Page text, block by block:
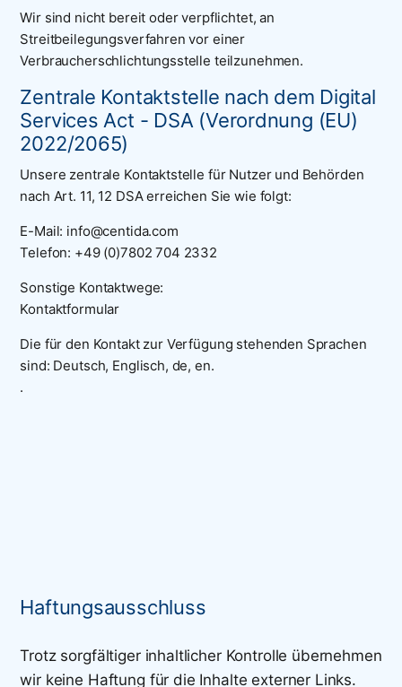
Wir sind nicht bereit oder verpflichtet, an
Streitbeilegungsverfahren vor einer
Verbraucherschlichtungsstelle teilzunehmen.
Zentrale Kontaktstelle nach dem Digital
Services Act - DSA (Verordnung (EU)
2022/2065)
Unsere zentrale Kontaktstelle für Nutzer und Behörden
nach Art. 11, 12 DSA erreichen Sie wie folgt:
E-Mail: info@centida.com
Telefon: +49 (0)7802 704 2332
Sonstige Kontaktwege:
Kontaktformular
Die für den Kontakt zur Verfügung stehenden Sprachen
sind: Deutsch, Englisch, de, en.
.
Haftungsausschluss
Trotz sorgfältiger inhaltlicher Kontrolle übernehmen
wir keine Haftung für die Inhalte externer Links.